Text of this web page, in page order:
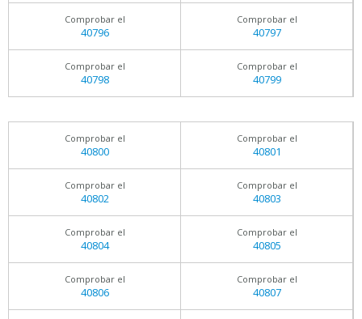
Comprobar el
40796
Comprobar el
40797
Comprobar el
40798
Comprobar el
40799
Comprobar el
40800
Comprobar el
40801
Comprobar el
40802
Comprobar el
40803
Comprobar el
40804
Comprobar el
40805
Comprobar el
40806
Comprobar el
40807